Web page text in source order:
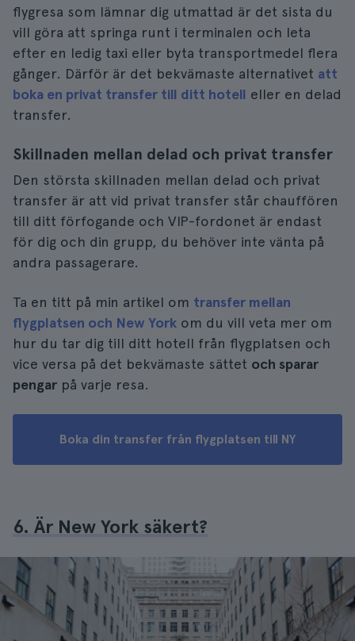
flygresa som lämnar dig utmattad är det sista du
vill göra att springa runt i terminalen och leta
efter en ledig taxi eller byta transportmedel flera
gånger. Därför är det bekvämaste alternativet att
boka en privat transfer till ditt hotell eller en delad
transfer.
Skillnaden mellan delad och privat transfer
Den största skillnaden mellan delad och privat
transfer är att vid privat transfer står chauffören
till ditt förfogande och VIP-fordonet är endast
för dig och din grupp, du behöver inte vänta på
andra passagerare.
Ta en titt på min artikel om transfer mellan
flygplatsen och New York om du vill veta mer om
hur du tar dig till ditt hotell från flygplatsen och
vice versa på det bekvämaste sättet och sparar
pengar på varje resa.
Boka din transfer från flygplatsen till NY
6. Är New York säkert?